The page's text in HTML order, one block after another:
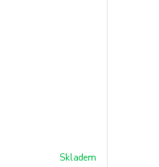
Skladem